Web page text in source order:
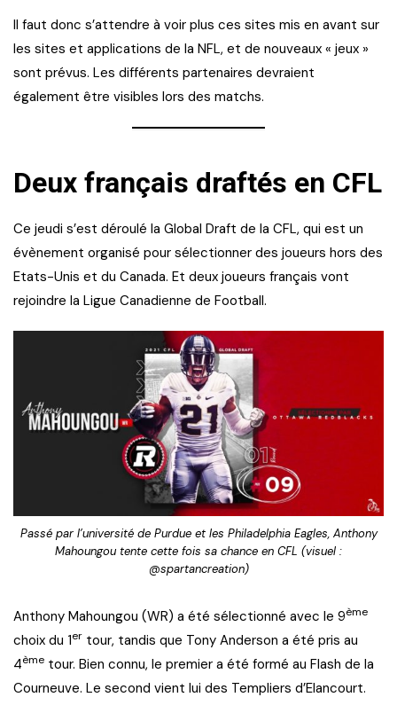
Il faut donc s’attendre à voir plus ces sites mis en avant sur
les sites et applications de la NFL, et de nouveaux « jeux »
sont prévus. Les différents partenaires devraient
également être visibles lors des matchs.
Deux français draftés en CFL
Ce jeudi s’est déroulé la Global Draft de la CFL, qui est un
évènement organisé pour sélectionner des joueurs hors des
Etats-Unis et du Canada. Et deux joueurs français vont
rejoindre la Ligue Canadienne de Football.
Passé par l’université de Purdue et les Philadelphia Eagles, Anthony
Mahoungou tente cette fois sa chance en CFL (visuel :
@spartancreation)
Anthony Mahoungou (WR) a été sélectionné avec le 9ème
choix du 1er tour, tandis que Tony Anderson a été pris au
4ème tour. Bien connu, le premier a été formé au Flash de la
Courneuve. Le second vient lui des Templiers d’Elancourt.